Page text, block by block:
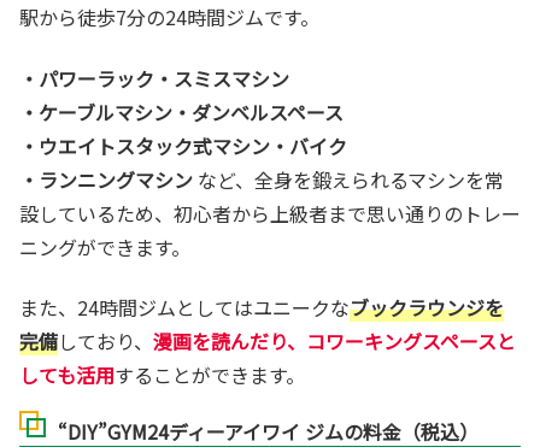
駅から徒歩7分の24時間ジムです。
・パワーラック・スミスマシン
・ケーブルマシン・ダンベルスペース
・ウエイトスタック式マシン・バイク
・ランニングマシン など、全身を鍛えられるマシンを常
設しているため、初心者から上級者まで思い通りのトレー
ニングができます。
また、24時間ジムとしてはユニークなブックラウンジを
完備しており、 漫画を読んだり、コワーキングスペースと
しても活用することができます。
“DIY”GYM24ディーアイワイ ジムの料金（税込）